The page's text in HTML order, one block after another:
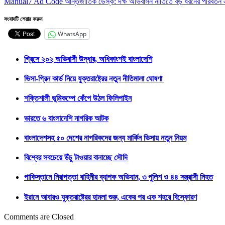
সংবাদটি শেয়ার করুন
WhatsApp
গ্রিসে ২০২ অভিবাসী উদ্ধার, অধিকাংশই বাংলাদেশি
ভিসা-গ্রিন কার্ড নিয়ে যুক্তরাষ্ট্রের নতুন নীতিমালা ঘোষণা
শক্তিশালী ভূমিকম্পে কেঁপে উঠল ফিলিপাইন
ভারতে ৬ বাংলাদেশি নাগরিক আটক
বাংলাদেশসহ ৫০ দেশের নাগরিকদের জন্য মার্কিন ভিসায় নতুন নিয়ম
বিশ্বের সবচেয়ে উঁচু টাওয়ার বানাচ্ছে সৌদি
পাকিস্তানে নিরাপত্তা বাহিনীর ব্যাপক অভিযান, ৩ পুলিশ ও ৪৪ সন্ত্রাসী নিহত
ইরানে আবারও যুক্তরাষ্ট্রের হামলা শুরু, একের পর এক শহরে বিস্ফোরণ
Comments are Closed